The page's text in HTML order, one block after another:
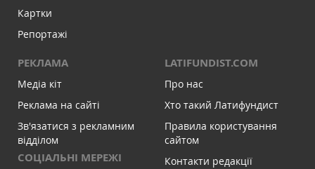
Картки
Репортажі
РЕКЛАМА
Медіа кіт
Реклама на сайті
Зв'язатися з рекламним
відділом
СОЦІАЛЬНІ МЕРЕЖІ
LATIFUNDIST.COM
Про нас
Хто такий Латифундист
Правила користування
сайтом
Контакти редакції